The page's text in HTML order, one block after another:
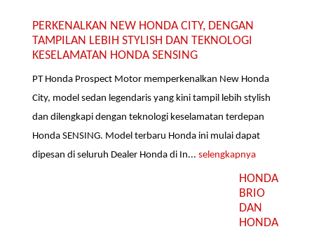
PERKENALKAN NEW HONDA CITY, DENGAN
TAMPILAN LEBIH STYLISH DAN TEKNOLOGI
KESELAMATAN HONDA SENSING
PT Honda Prospect Motor memperkenalkan New Honda
City, model sedan legendaris yang kini tampil lebih stylish
dan dilengkapi dengan teknologi keselamatan terdepan
Honda SENSING. Model terbaru Honda ini mulai dapat
dipesan di seluruh Dealer Honda di In...selengkapnya
HONDA
BRIO
DAN
HONDA